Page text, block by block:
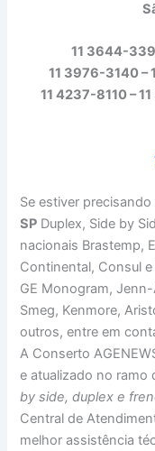
11 3644-
11 3976-3140 –
11 4237-8110 –
Se estiver
SP Duplex, Side by
nacionais Brastemp,
Continental, Consul
GE Monogram,
Smeg, Kenmore,
outros, entre em
A Conserto
e atualizado no ramo
by side, duplex e
Central de
melhor assistência